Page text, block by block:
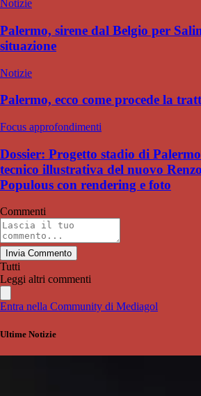
Notizie
Palermo, sirene dal Belgio per
situazione
Notizie
Palermo, ecco come procede la
Focus approfondimenti
Dossier: Progetto stadio di
tecnico illustrativa del nuovo
Populous con rendering e foto
Commenti
Invia Commento
Tutti
Leggi altri commenti
Entra nella Community di Mediagol
Ultime Notizie